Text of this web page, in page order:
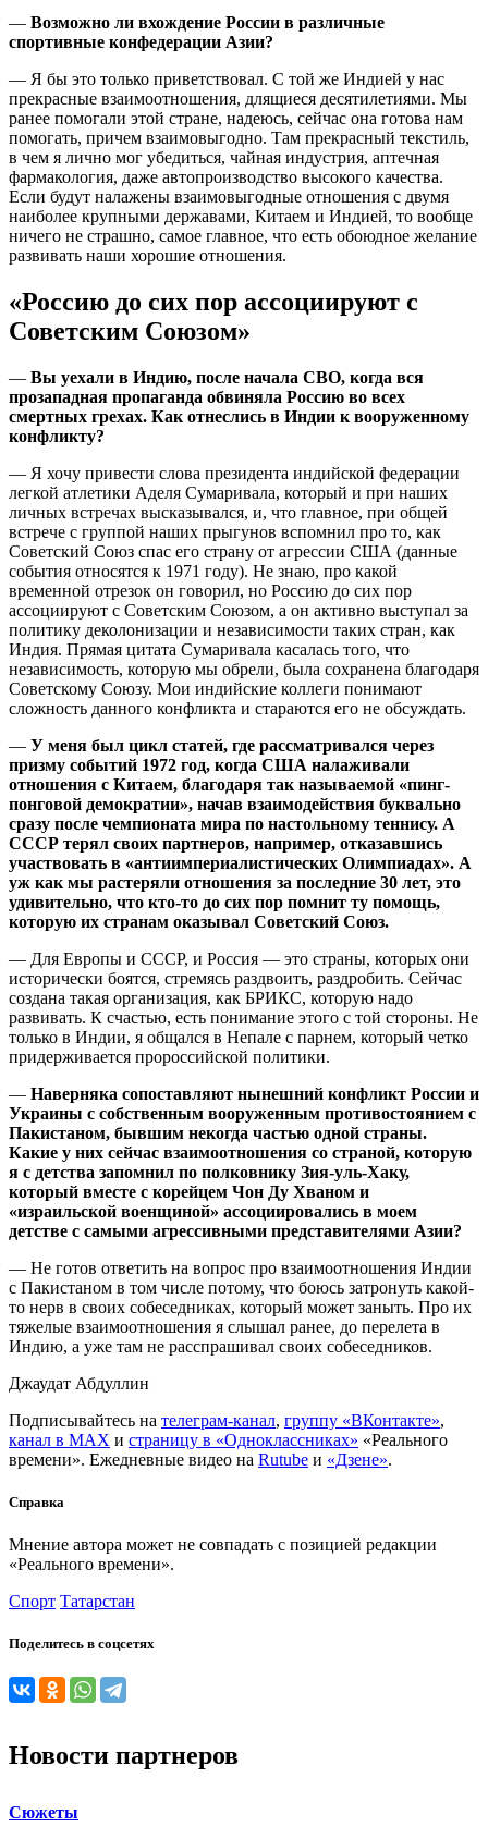
— Возможно ли вхождение России в различные
спортивные конфедерации Азии?
— Я бы это только приветствовал. С той же Индией у нас
прекрасные взаимоотношения, длящиеся десятилетиями. Мы
ранее помогали этой стране, надеюсь, сейчас она готова нам
помогать, причем взаимовыгодно. Там прекрасный текстиль,
в чем я лично мог убедиться, чайная индустрия, аптечная
фармакология, даже автопроизводство высокого качества.
Если будут налажены взаимовыгодные отношения с двумя
наиболее крупными державами, Китаем и Индией, то вообще
ничего не страшно, самое главное, что есть обоюдное желание
развивать наши хорошие отношения.
«Россию до сих пор ассоциируют с
Советским Союзом»
— Вы уехали в Индию, после начала СВО, когда вся
прозападная пропаганда обвиняла Россию во всех
смертных грехах. Как отнеслись в Индии к вооруженному
конфликту?
— Я хочу привести слова президента индийской федерации
легкой атлетики Аделя Сумаривала, который и при наших
личных встречах высказывался, и, что главное, при общей
встрече с группой наших прыгунов вспомнил про то, как
Советский Союз спас его страну от агрессии США (данные
события относятся к 1971 году). Не знаю, про какой
временной отрезок он говорил, но Россию до сих пор
ассоциируют с Советским Союзом, а он активно выступал за
политику деколонизации и независимости таких стран, как
Индия. Прямая цитата Сумаривала касалась того, что
независимость, которую мы обрели, была сохранена благодаря
Советскому Союзу. Мои индийские коллеги понимают
сложность данного конфликта и стараются его не обсуждать.
— У меня был цикл статей, где рассматривался через
призму событий 1972 год, когда США налаживали
отношения с Китаем, благодаря так называемой «пинг-
понговой демократии», начав взаимодействия буквально
сразу после чемпионата мира по настольному теннису. А
СССР терял своих партнеров, например, отказавшись
участвовать в «антиимпериалистических Олимпиадах». А
уж как мы растеряли отношения за последние 30 лет, это
удивительно, что кто-то до сих пор помнит ту помощь,
которую их странам оказывал Советский Союз.
— Для Европы и СССР, и Россия — это страны, которых они
исторически боятся, стремясь раздвоить, раздробить. Сейчас
создана такая организация, как БРИКС, которую надо
развивать. К счастью, есть понимание этого с той стороны. Не
только в Индии, я общался в Непале с парнем, который четко
придерживается пророссийской политики.
— Наверняка сопоставляют нынешний конфликт России и
Украины с собственным вооруженным противостоянием с
Пакистаном, бывшим некогда частью одной страны.
Какие у них сейчас взаимоотношения со страной, которую
я с детства запомнил по полковнику Зия-уль-Хаку,
который вместе с корейцем Чон Ду Хваном и
«израильской военщиной» ассоциировались в моем
детстве с самыми агрессивными представителями Азии?
— Не готов ответить на вопрос про взаимоотношения Индии
с Пакистаном в том числе потому, что боюсь затронуть какой-
то нерв в своих собеседниках, который может заныть. Про их
тяжелые взаимоотношения я слышал ранее, до перелета в
Индию, а уже там не расспрашивал своих собеседников.
Джаудат Абдуллин
Подписывайтесь на телеграм-канал, группу «ВКонтакте»,
канал в MAX и страницу в «Одноклассниках» «Реального
времени». Ежедневные видео на Rutube и «Дзене».
Справка
Мнение автора может не совпадать с позицией редакции
«Реального времени».
Спорт Татарстан
Поделитесь в соцсетях
Новости партнеров
Сюжеты